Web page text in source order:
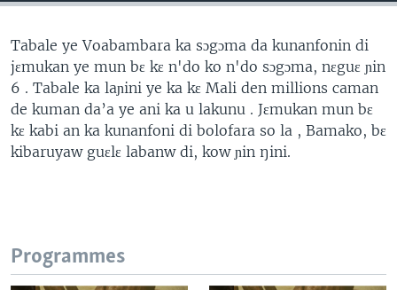
Tabale ye Voabambara ka sɔgɔma da kunanfonin di
jɛmukan ye mun bɛ kɛ n'do ko n'do sɔgɔma, nɛguɛ ɲin
6 . Tabale ka laɲini ye ka kɛ Mali den millions caman
de kuman da’a ye ani ka u lakunu . Jɛmukan mun bɛ
kɛ kabi an ka kunanfoni di bolofara so la , Bamako, bɛ
kibaruyaw guɛlɛ labanw di, kow ɲin ŋini.
Programmes